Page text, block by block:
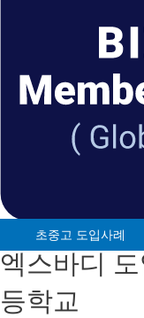
초중고 도입사례
엑스바디
등학교